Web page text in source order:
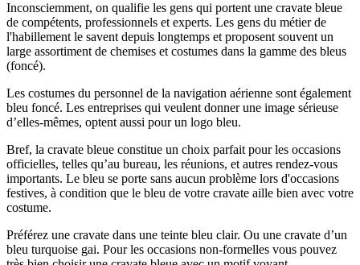
Inconsciemment, on qualifie les gens qui portent une cravate bleue
de compétents, professionnels et experts. Les gens du métier de
l'habillement le savent depuis longtemps et proposent souvent un
large assortiment de chemises et costumes dans la gamme des bleus
(foncé).
Les costumes du personnel de la navigation aérienne sont également
bleu foncé. Les entreprises qui veulent donner une image sérieuse
d’elles-mêmes, optent aussi pour un logo bleu.
Bref, la cravate bleue constitue un choix parfait pour les occasions
officielles, telles qu’au bureau, les réunions, et autres rendez-vous
importants. Le bleu se porte sans aucun problème lors d'occasions
festives, à condition que le bleu de votre cravate aille bien avec votre
costume.
Préférez une cravate dans une teinte bleu clair. Ou une cravate d’un
bleu turquoise gai. Pour les occasions non-formelles vous pouvez